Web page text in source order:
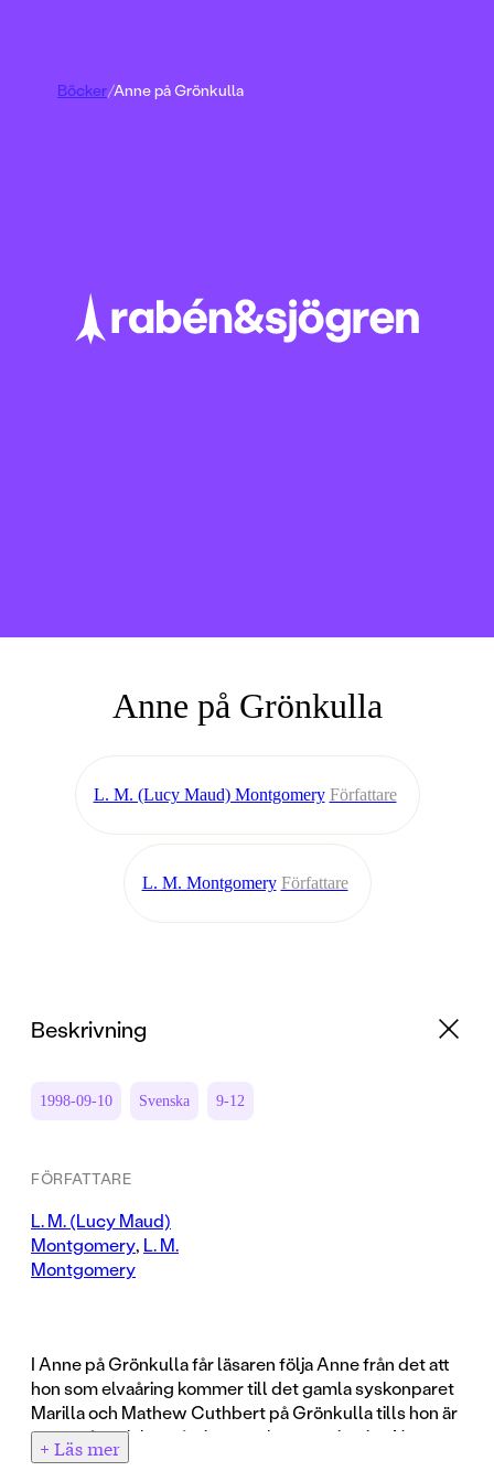
Anne på Grönkulla
L. M. (Lucy Maud) Montgomery Författare
L. M. Montgomery Författare
Böcker/Anne på Grönkulla
Beskrivning
1998-09-10 Svenska 9-12
FÖRFATTARE
L. M. (Lucy Maud)
Montgomery, L. M.
Montgomery
I Anne på Grönkulla får läsaren följa Anne från det att
hon som elvaåring kommer till det gamla syskonparet
Marilla och Mathew Cuthbert på Grönkulla tills hon är
sexton år och har gått igenom lärarseminariet. Ny
utgåva av de första fyra titlarna i Lucy Maud
+ Läs mer